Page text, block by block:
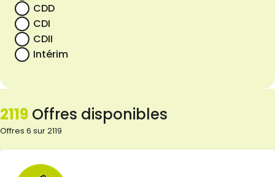
CDD
CDI
CDII
Intérim
2119 Offres disponibles
Offres 6 sur 2119